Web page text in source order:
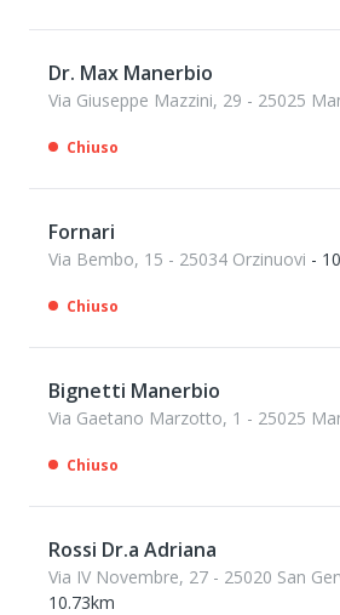
Dr. Max Manerbio
Via Giuseppe Mazzini, 29 - 25025
Chiuso
Fornari
Via Bembo, 15 - 25034 Orzinuovi -
Chiuso
Bignetti Manerbio
Via Gaetano Marzotto, 1 - 25025
Chiuso
Rossi Dr.a Adriana
Via IV Novembre, 27 - 25020 San
10.73km